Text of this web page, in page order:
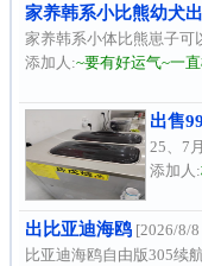
家养韩系小比熊幼犬
家养韩系小体比熊崽子可
添加人:~要有好运气~一
出售
25、7
添加人:
出比亚迪海鸥 [2026/8/
比亚迪海鸥自由版305续